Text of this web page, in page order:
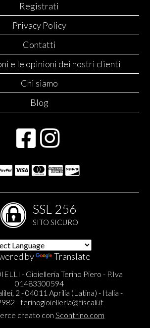
Registrati
Privacy Policy
Contatti
e le opinioni dei nostri clienti
Chi siamo
Blog
SSL-256
SITO SICURO
by Translate
- Gioielleria Terino Piero - P.Iva
01483300594
2 - 04011 Aprilia (Latina) - Italia -
-terinogioielleria@tiscali.it
creato con Scontrino.com